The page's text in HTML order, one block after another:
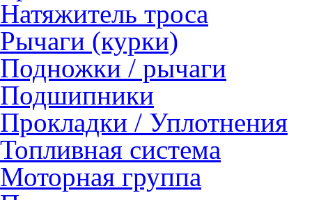
Натяжитель троса
Рычаги (курки)
Подножки / рычаги
Подшипники
Прокладки / Уплотнения
Топливная система
Моторная группа